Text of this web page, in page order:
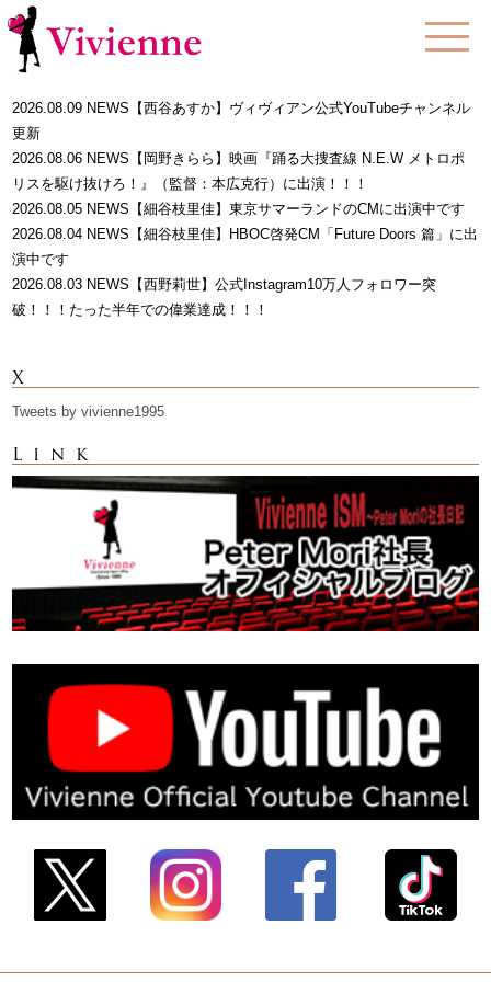
Information
2026.08.09 NEWS【西谷あすか】ヴィヴィアン公式YouTubeチャンネル
更新
2026.08.06 NEWS【岡野きらら】映画『踊る大捜査線 N.E.W メトロポ
リスを駆け抜けろ！』（監督：本広克行）に出演！！！
2026.08.05 NEWS【細谷枝里佳】東京サマーランドのCMに出演中です
2026.08.04 NEWS【細谷枝里佳】HBOC啓発CM「Future Doors 篇」に出
演中です
2026.08.03 NEWS【西野莉世】公式Instagram10万人フォロワー突
破！！！たった半年での偉業達成！！！
X
Tweets by vivienne1995
Link